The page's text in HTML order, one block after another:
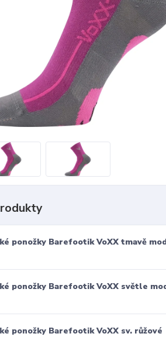
ponožky Barefootik VoXX tmavě
ponožky Barefootik VoXX světle
ponožky Barefootik VoXX sv. růžové